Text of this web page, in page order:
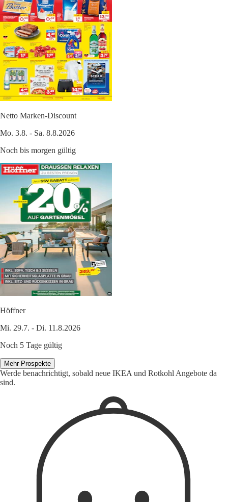
Netto Marken-Discount
Mo. 3.8. - Sa. 8.8.2026
Noch bis morgen gültig
Höffner
Mi. 29.7. - Di. 11.8.2026
Noch 5 Tage gültig
Mehr Prospekte
Werde benachrichtigt, sobald neue IKEA und Rotkohl Angebote da
sind.